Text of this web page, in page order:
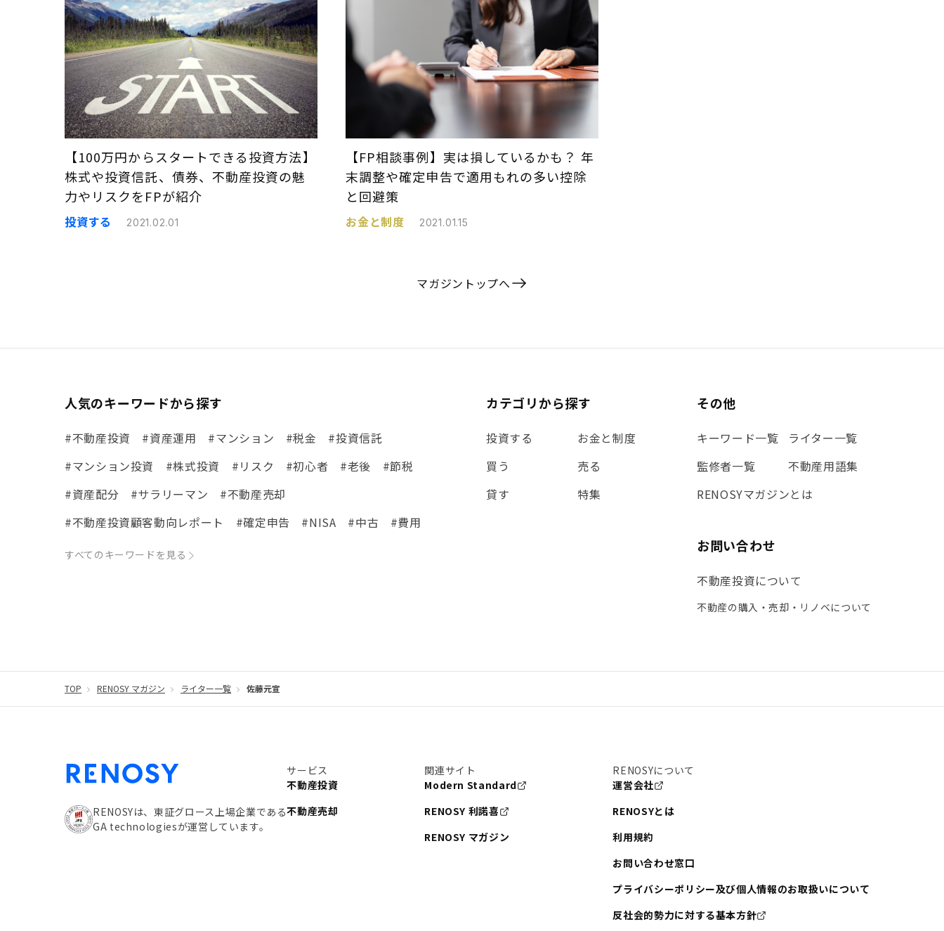
【100万円からスタートできる投資方法】
株式や投資信託、債券、不動産投資の魅
力やリスクをFPが紹介
投資する 2021.02.01
【FP相談事例】実は損しているかも？ 年
末調整や確定申告で適用もれの多い控除
と回避策
お金と制度 2021.01.15
マガジントップへ
人気のキーワードから探す
#不動産投資 #資産運用 #マンション #税金
#投資信託
#マンション投資
#株式投資 #リスク #初心者 #老後
#節税
#資産配分
#サラリーマン
#不動産売却
#不動産投資顧客動向レポート
#確定申告 #NISA #中古
#費用
#体験談
#市場動向 #ローン
#リノシーチャンネル
#DIY #保険 #賃貸管理
#クラウドファンディング
#JR京浜東北線 #まとめ
#目黒
#相続わかるラボ
#横浜 #大阪 #JR総武線
#東京メトロ日比谷線
#手数料
#マイナンバー #PropTech特集
#海外不動産投資
すべてのキーワードを見る
カテゴリから探す
投資する
お金と制度
買う
売る
貸す
特集
その他
キーワード一覧
ライター一覧
監修者一覧
不動産用語集
RENOSYマガジンとは
お問い合わせ
不動産投資について
不動産の購入・売却・リノベについて
TOP RENOSY マガジン ライター一覧 佐藤元宣
RENOSYは、東証グロース上場企業である
GA technologiesが運営しています。
サービス
不動産投資
不動産売却
関連サイト
Modern Standard
RENOSY 利諾喜
RENOSY マガジン
RENOSYについて
運営会社
RENOSYとは
利用規約
お問い合わせ窓口
プライバシーポリシー及び個人情報のお取扱いについて
反社会的勢力に対する基本方針